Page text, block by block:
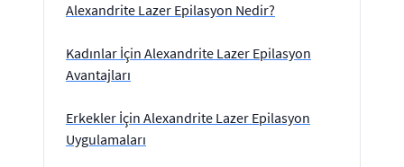
Alexandrite Lazer Epilasyon Nedir?
Kadınlar İçin Alexandrite Lazer Epilasyon
Avantajları
Erkekler İçin Alexandrite Lazer Epilasyon
Uygulamaları